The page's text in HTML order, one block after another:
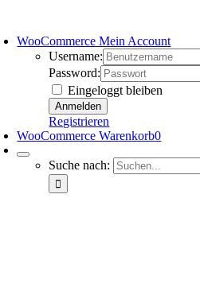
WooCommerce Mein Account
Username:
Password:
Eingeloggt bleiben
Registrieren
WooCommerce Warenkorb0
Suche nach: